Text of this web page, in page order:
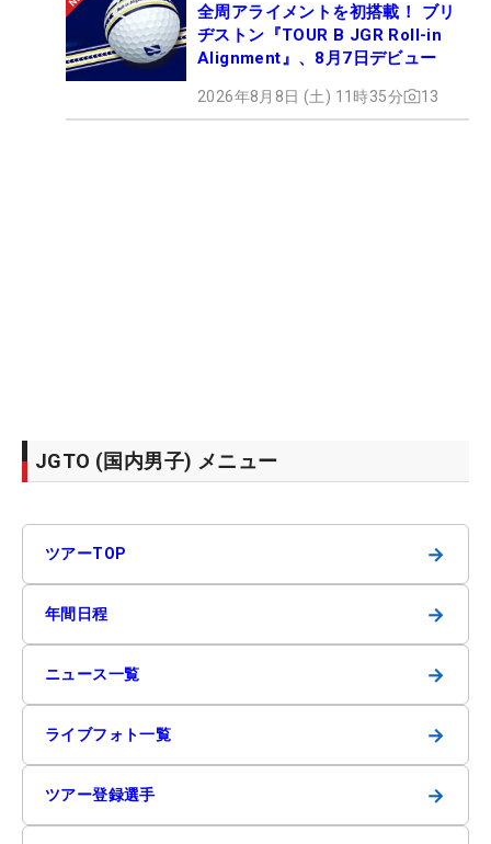
全周アライメントを初搭載！ ブリ
ヂストン『TOUR B JGR Roll-in
Alignment』、8月7日デビュー
2026年8月8日 (土) 11時35分 13
JGTO (国内男子) メニュー
ツアーTOP →
年間日程 →
ニュース一覧 →
ライブフォト一覧 →
ツアー登録選手 →